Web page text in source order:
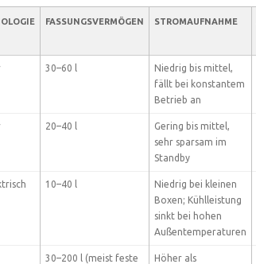
FASSUNGSVERMÖGEN STROMAUFNAHME
30–60 l
Niedrig bis mittel,
fällt bei konstantem
Betrieb an
20–40 l
Gering bis mittel,
sehr sparsam im
Standby
10–40 l
Niedrig bei kleinen
Boxen; Kühlleistung
sinkt bei hohen
Außentemperaturen
30–200 l (meist feste
Höher als